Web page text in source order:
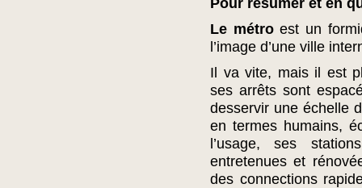
Pour résumer et en
Le métroest un
l’image d’une ville
Il va vite, mais il est
ses arrêts sont
desservir une échelle
en termes humains,
l’usage, ses
entretenues et
des connections